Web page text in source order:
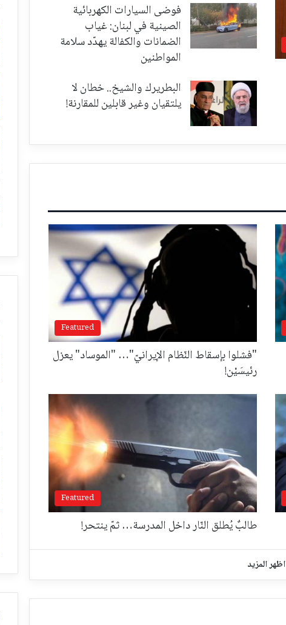
فوضى السيارات الكهربائية
الصينية في لبنان: غياب
الضمانات والكفالة يهدّد سلامة
المواطنين
البطريرك والشيخ.. خطان لا
يلتقيان وغير قابلين للمقارنة!
Featured
"فشلوا بإسقاط النّظام الإيرانيّ"… "الموساد" يعزل
رئيسَيْن!
Featured
طالبٌ يُطلق النّار داخل المدرسة… ثمّ ينتحر!
اظهر المزيد